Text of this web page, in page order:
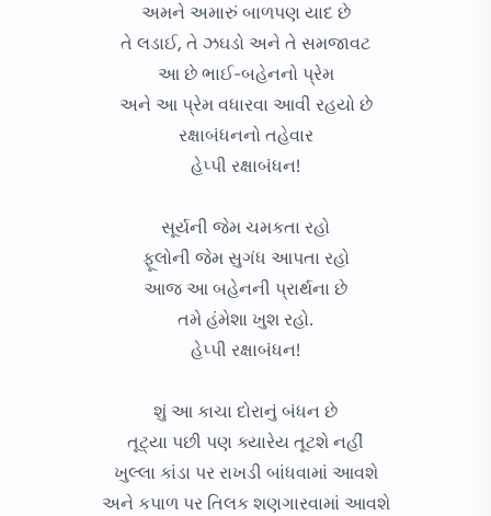
અમને અમારું બાળપણ યાદ છે
તે લડાઈ, તે ઝઘડો અને તે સમજાવટ
આ છે ભાઈ-બહેનનો પ્રેમ
અને આ પ્રેમ વધારવા આવી રહયો છે
રક્ષાબંધનનો તહેવાર
હેપ્પી રક્ષાબંધન!
સૂર્યની જેમ ચમકતા રહો
ફૂલોની જેમ સુગંધ આપતા રહો
આજ આ બહેનની પ્રાર્થના છે
તમે હંમેશા ખુશ રહો.
હેપ્પી રક્ષાબંધન!
શું આ કાચા દોરાનું બંધન છે
તૂટ્યા પછી પણ ક્યારેય તૂટશે નહીં
ખુલ્લા કાંડા પર રાખડી બાંધવામાં આવશે
અને કપાળ પર તિલક શણગારવામાં આવશે